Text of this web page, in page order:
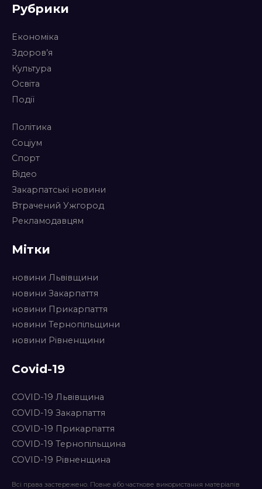
Рубрики
Економіка
Здоров’я
Культура
Освіта
Події
Політика
Соціум
Спорт
Відео
Закарпатські новини
Втрачений Ужгород
Рекламодавцям
Мітки
новини Львівщини
новини Закарпаття
новини Прикарпаття
новини Тернопільщини
новини Рівненщини
Covid-19
COVID-19 Львівщина
COVID-19 Закарпаття
COVID-19 Прикарпаття
COVID-19 Тернопільщина
COVID-19 Рівненщина
Всі права застережено. Повне або часткове використання матеріалів